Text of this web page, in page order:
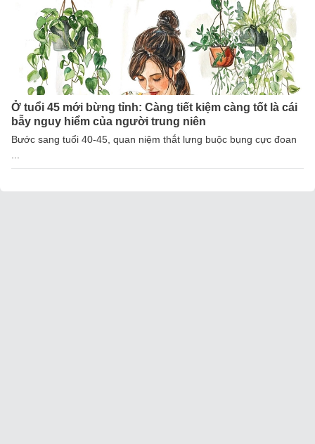
Ở tuổi 45 mới bừng tỉnh: Càng tiết kiệm càng tốt là cái
bẫy nguy hiểm của người trung niên
Bước sang tuổi 40-45, quan niệm thắt lưng buộc bụng cực đoan
...